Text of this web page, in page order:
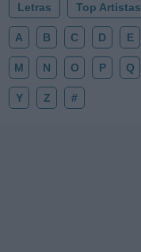
Letras Top Artistas
A B C D E
M N O P Q
Y Z #